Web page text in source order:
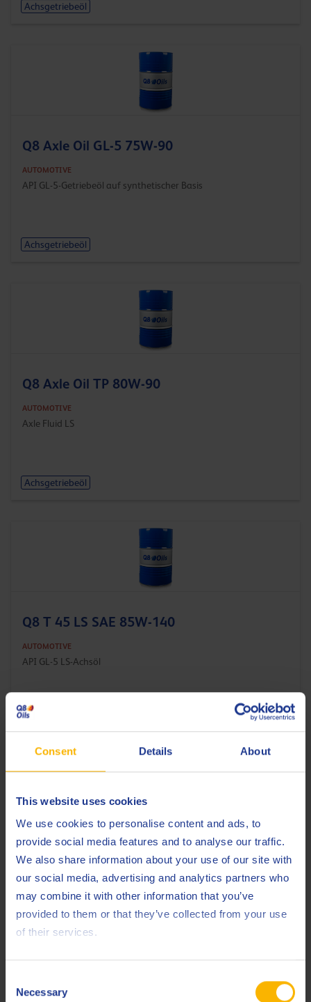
Consent Details About
This website uses cookies
We use cookies to personalise content and ads, to
provide social media features and to analyse our traffic.
We also share information about your use of our site with
our social media, advertising and analytics partners who
may combine it with other information that you’ve
provided to them or that they’ve collected from your use
of their services.
Selection
Necessary
Achsgetriebeöl
Q8 Axle Oil GL-5 75W-90
AUTOMOTIVE
API GL-5-Getriebeöl auf synthetischer Basis
Achsgetriebeöl
Q8 Axle Oil TP 80W-90
AUTOMOTIVE
Axle Fluid LS
Achsgetriebeöl
Q8 T 45 LS SAE 85W-140
AUTOMOTIVE
API GL-5 LS-Achsöl
Achsgetriebeöl
Q8 T 45 LS SAE 90
AUTOMOTIVE
Fortschrittliches API GL-5 LS Achsöl für Hypoidgetriebe,
Hinterachsen und Endantriebe
Achsgetriebeöl